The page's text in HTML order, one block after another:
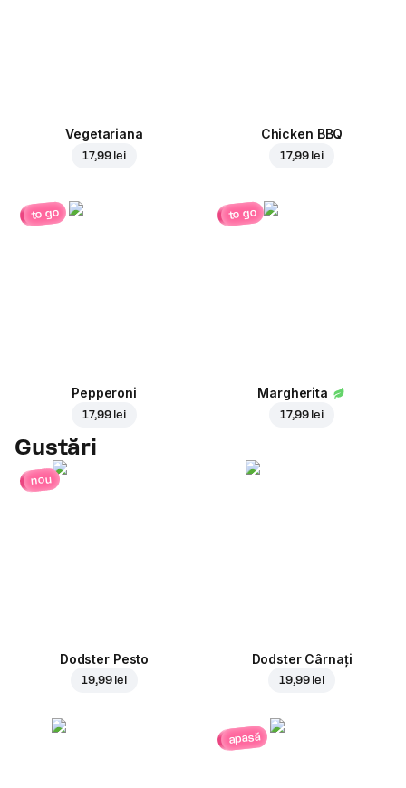
Vegetariana
17,99 lei
Chicken BBQ
17,99 lei
to go
Pepperoni
17,99 lei
to go
Margherita
17,99 lei
Gustări
nou
Dodster Pesto
19,99 lei
Dodster Cârnați
19,99 lei
apasă